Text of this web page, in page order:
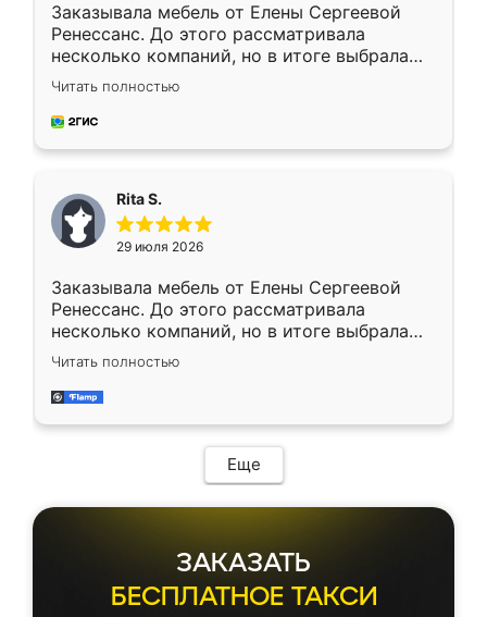
Заказывала мебель от Елены Сергеевой
Ренессанс. До этого рассматривала
несколько компаний, но в итоге выбрала
эту. Сначала обговорили условия, потом
приехал замерщик, всё спокойно объяснил
и снял размеры. Изготовили в срок, с
каких-либо доработок. Качеством осталась
довольна, все выглядит так, как и ожидала.
Читать полностью
Rita S.
29 июля 2026
Заказывала мебель от Елены Сергеевой
Ренессанс. До этого рассматривала
несколько компаний, но в итоге выбрала
эту. Сначала обговорили условия, потом
приехал замерщик, всё спокойно объяснил
и снял размеры. Изготовили в срок, с
мебель сразу встала на свое место без
каких-либо доработок. Качеством осталась
довольна, все выглядит так, как и ожидала.
Читать полностью
Еще
ЗАКАЗАТЬ
БЕСПЛАТНОЕ ТАКСИ